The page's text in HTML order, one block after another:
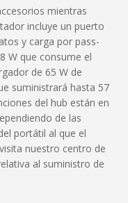
mientras
incluye un puerto
y carga por pass-
W que consume el
de 65 W de
suministrará hasta 57
del hub están en
de las
portátil al que el
nuestro centro de
al suministro de